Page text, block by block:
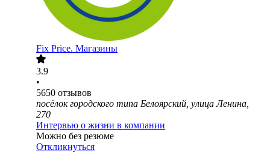
Fix Price. Магазины
3.9
•
5650 отзывов
посёлок городского типа Белоярский, улица Ленина,
270
Интервью о жизни в компании
Можно без резюме
Откликнуться